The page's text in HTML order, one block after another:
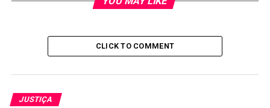
CLICK TO COMMENT
JUSTIÇA